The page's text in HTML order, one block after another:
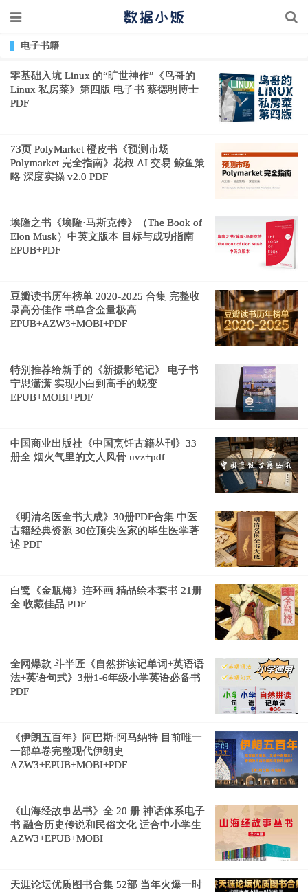
电子书籍
零基础入坑 Linux 的“旷世神作”《鸟哥的
Linux 私房菜》第四版 电子书 蔡德明博士
PDF
73页 PolyMarket 橙皮书《预测市场
Polymarket 完全指南》花叔 AI 交易 鲸鱼策
略 深度实操 v2.0 PDF
埃隆之书《埃隆·马斯克传》（The Book of
Elon Musk）中英文版本 目标与成功指南
EPUB+PDF
豆瓣读书历年榜单 2020-2025 合集 完整收
录高分佳作 书单含金量极高
EPUB+AZW3+MOBI+PDF
特别推荐给新手的《新摄影笔记》 电子书
宁思潇潇 实现小白到高手的蜕变
EPUB+MOBI+PDF
中国商业出版社《中国烹饪古籍丛刊》33
册全 烟火气里的文人风骨 uvz+pdf
《明清名医全书大成》30册PDF合集 中医
古籍经典资源 30位顶尖医家的毕生医学著
述 PDF
白鹭《金瓶梅》连环画 精品绘本套书 21册
全 收藏佳品 PDF
全网爆款 斗半匠《自然拼读记单词+英语语
法+英语句式》3册1-6年级小学英语必备书
PDF
《伊朗五百年》阿巴斯·阿马纳特 目前唯一
一部单卷完整现代伊朗史
AZW3+EPUB+MOBI+PDF
《山海经故事丛书》全 20 册 神话体系电子
书 融合历史传说和民俗文化 适合中小学生
AZW3+EPUB+MOBI
天涯论坛优质图书合集 52部 当年火爆一时